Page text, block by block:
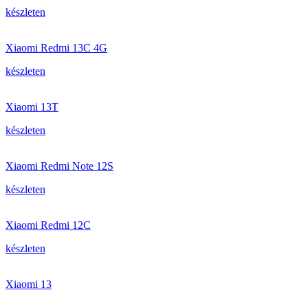
készleten
Xiaomi Redmi 13C 4G
készleten
Xiaomi 13T
készleten
Xiaomi Redmi Note 12S
készleten
Xiaomi Redmi 12C
készleten
Xiaomi 13